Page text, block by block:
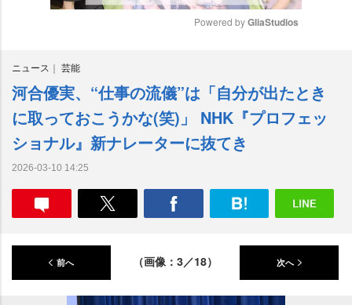
e
Powered by GliaStudios
ニュース 芸能
河合優実、“仕事の流儀”は「自分が出たとき
に取っておこうかな(笑)」 NHK『プロフェッ
ショナル』新ナレーターに抜てき
2026-03-10 14:25
前へ （画像：3／18） 次へ